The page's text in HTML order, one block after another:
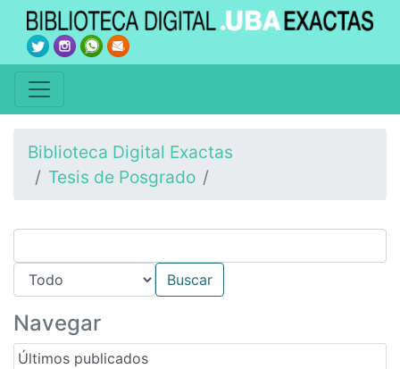
Biblioteca Digital Exactas
Tesis de Posgrado
Navegar
Últimos publicados